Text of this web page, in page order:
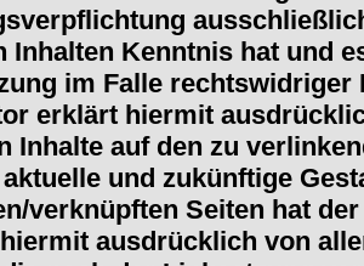
Inhalten Kenntnis hat und
im Falle rechtswidriger
erklärt hiermit
Inhalte auf den zu
und zukünftige
verknüpften Seiten hat
ausdrücklich von